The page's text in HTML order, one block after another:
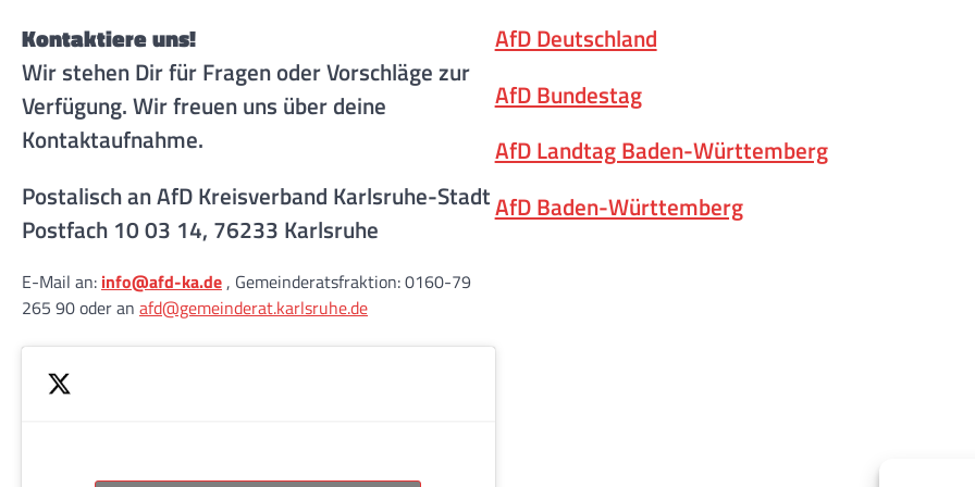
Kontaktiere uns!
Wir stehen Dir für Fragen oder Vorschläge zur
Verfügung. Wir freuen uns über deine
Kontaktaufnahme.
Postalisch an AfD Kreisverband Karlsruhe-Stadt
Postfach 10 03 14, 76233 Karlsruhe
E-Mail an: info@afd-ka.de, Gemeinderatsfraktion: 0160-79
265 90 oder an afd@gemeinderat.karlsruhe.de
AfD Deutschland
AfD Bundestag
AfD Landtag Baden-Württemberg
AfD Baden-Württemberg